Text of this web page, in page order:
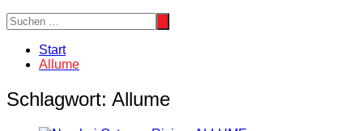
Start
Allume
Schlagwort: Allume